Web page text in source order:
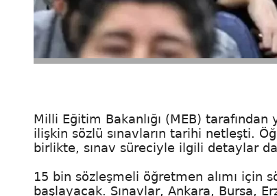
Milli Eğitim Bakanlığı (MEB)
ilişkin sözlü sınavların tarihi netleşti.
birlikte, sınav süreciyle ilgili detaylar da
15 bin sözleşmeli öğretmen alımı için
başlayacak. Sınavlar, Ankara, Bursa,